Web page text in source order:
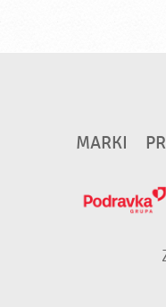
MARKI